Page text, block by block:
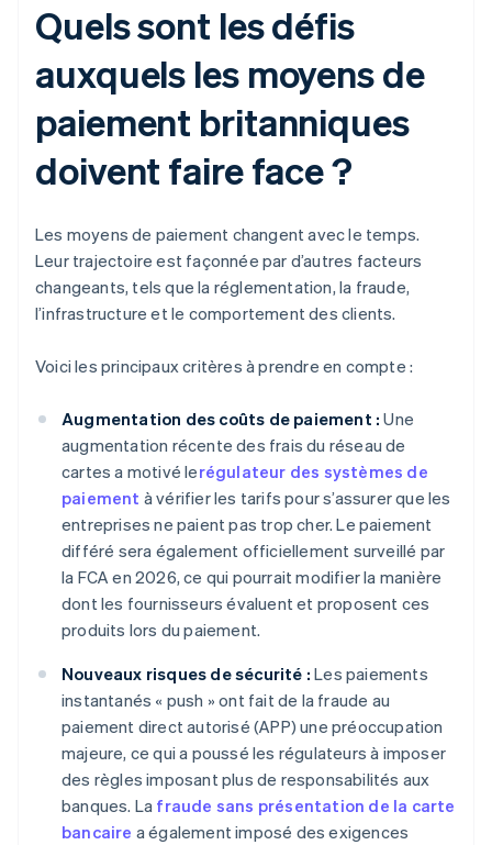
Quels sont les défis
auxquels les moyens de
paiement britanniques
doivent faire face ?
Les moyens de paiement changent avec le temps.
Leur trajectoire est façonnée par d’autres facteurs
changeants, tels que la réglementation, la fraude,
l’infrastructure et le comportement des clients.
Voici les principaux critères à prendre en compte :
Augmentation des coûts de paiement : Une
augmentation récente des frais du réseau de
cartes a motivé lerégulateur des systèmes de
paiement à vérifier les tarifs pour s’assurer que les
entreprises ne paient pas trop cher. Le paiement
différé sera également officiellement surveillé par
la FCA en 2026, ce qui pourrait modifier la manière
dont les fournisseurs évaluent et proposent ces
produits lors du paiement.
Nouveaux risques de sécurité : Les paiements
instantanés « push » ont fait de la fraude au
paiement direct autorisé (APP) une préoccupation
majeure, ce qui a poussé les régulateurs à imposer
des règles imposant plus de responsabilités aux
banques. La fraude sans présentation de la carte
bancaire a également imposé des exigences